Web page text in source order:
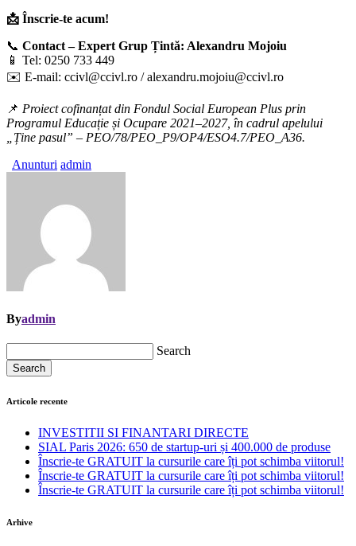
📩 Înscrie-te acum!
📞 Contact – Expert Grup Țintă: Alexandru Mojoiu
📱 Tel: 0250 733 449
✉️ E-mail: ccivl@ccivl.ro / alexandru.mojoiu@ccivl.ro
📌 Proiect cofinanțat din Fondul Social European Plus prin
Programul Educație și Ocupare 2021–2027, în cadrul apelului
„Ține pasul” – PEO/78/PEO_P9/OP4/ESO4.7/PEO_A36.
Anunturi admin
Byadmin
Search
Search
Articole recente
INVESTITII SI FINANTARI DIRECTE
SIAL Paris 2026: 650 de startup-uri și 400.000 de produse
Înscrie-te GRATUIT la cursurile care îți pot schimba viitorul!
Înscrie-te GRATUIT la cursurile care îți pot schimba viitorul!
Înscrie-te GRATUIT la cursurile care îți pot schimba viitorul!
Arhive